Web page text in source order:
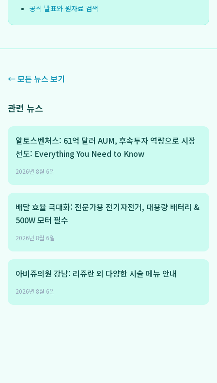
공식 발표와 원자료 검색
← 모든 뉴스 보기
관련 뉴스
알토스벤처스: 61억 달러 AUM, 후속투자 역량으로 시장
선도: Everything You Need to Know
2026년 8월 6일
배달 효율 극대화: 전문가용 전기자전거, 대용량 배터리 &
500W 모터 필수
2026년 8월 6일
아비쥬의원 강남: 리쥬란 외 다양한 시술 메뉴 안내
2026년 8월 6일